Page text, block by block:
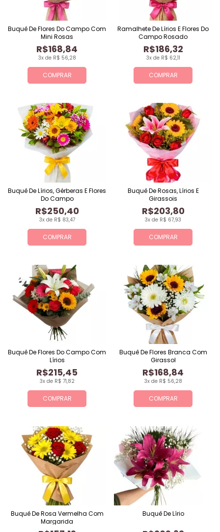
COMPRAR
3x de R$ 56,28
R$168,84
Buquê De Flores Do Campo Com
Mini Rosas
COMPRAR
3x de R$ 62,11
R$186,32
Ramalhete De Lírios E Flores Do
Campo Rosado
COMPRAR
3x de R$ 83,47
R$250,40
Buquê De Lírios, Gérberas E Flores
Do Campo
COMPRAR
3x de R$ 67,93
R$203,80
Buquê De Rosas, Lírios E
Girassois
COMPRAR
3x de R$ 71,82
R$215,45
Buquê De Flores Do Campo Com
Lírios
COMPRAR
3x de R$ 56,28
R$168,84
Buquê De Flores Branca Com
Girassol
Buquê De Rosa Vermelha Com
Margarida
Buquê De Lírio